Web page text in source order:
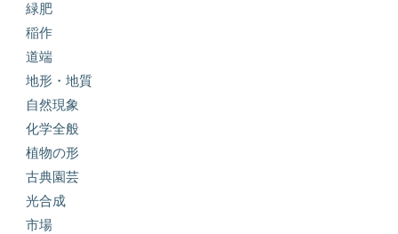
緑肥
稲作
道端
地形・地質
自然現象
化学全般
植物の形
古典園芸
光合成
市場